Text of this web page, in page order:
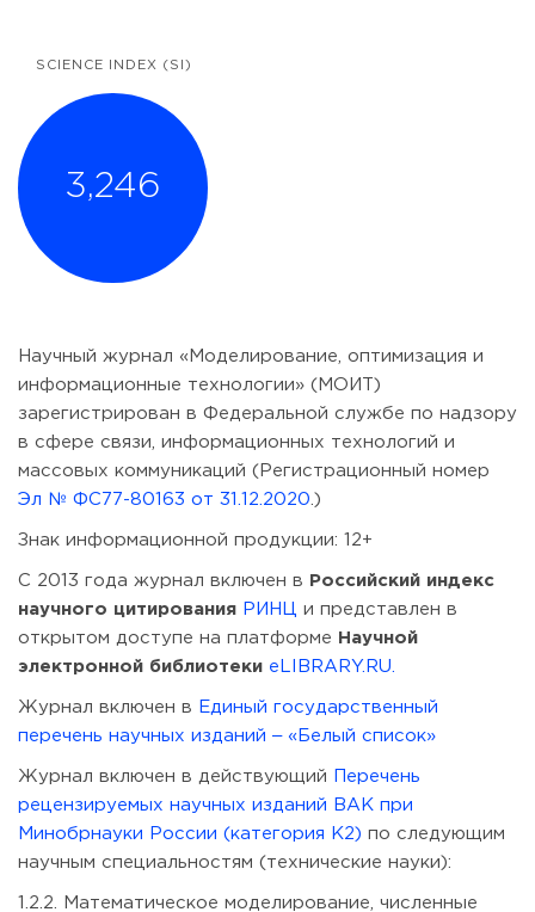
SCIENCE INDEX (SI)
3,246
Научный журнал «Моделирование, оптимизация и
информационные технологии» (МОИТ)
зарегистрирован в Федеральной службе по надзору
в сфере связи, информационных технологий и
массовых коммуникаций (Регистрационный номер
Эл № ФС77-80163 от 31.12.2020 .)
Знак информационной продукции: 12+
C 2013 года журнал включен в
Российский индекс
научного цитирования
РИНЦ и представлен в
открытом доступе на платформе
Научной
электронной библиотеки eLIBRARY.RU.
Журнал включен в
Единый государственный
перечень научных изданий ‒ «Белый список»
Журнал включен в действующий
Перечень
рецензируемых научных изданий ВАК при
Минобрнауки России (категория К2) по следующим
научным специальностям (технические науки):
1.2.2. Математическое моделирование, численные